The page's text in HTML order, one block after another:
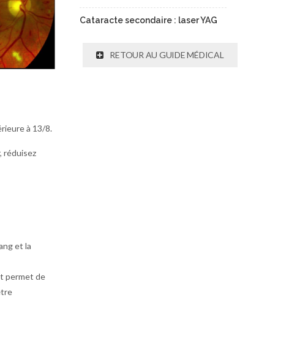
à 13/8.
réduisez
et la
permet de
Cataracte secondaire : laser YAG
RETOUR AU GUIDE MÉDICAL